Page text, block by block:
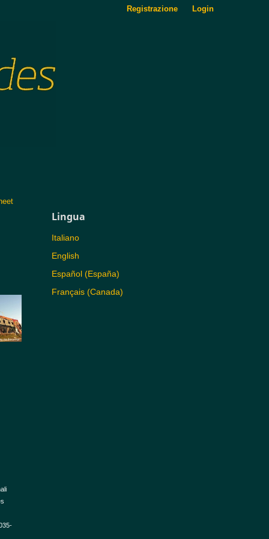
Registrazione Login
Lingua
Italiano
English
Español (España)
Français (Canada)